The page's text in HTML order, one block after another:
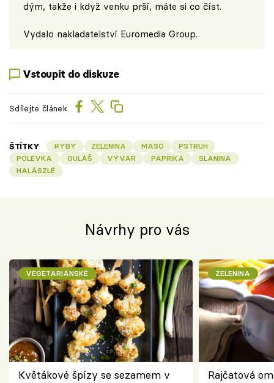
dým, takže i když venku prší, máte si co číst.
Vydalo nakladatelství Euromedia Group.
Vstoupit do diskuze
Sdílejte článek
ŠTÍTKY RYBY ZELENINA MASO
PSTRUH
POLÉVKA
GULÁŠ VÝVAR PAPRIKA
SLANINA
HALÁSZLÉ
Návrhy pro vás
VEGETARIÁNSKÉ
Květákové špízy se sezamem v
ZELENINA
Rajčatová